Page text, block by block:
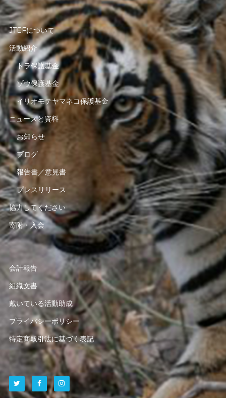
JTEFについて
活動紹介
トラ保護基金
ゾウ保護基金
イリオモテヤマネコ保護基金
ニュースと資料
お知らせ
ブログ
報告書／意見書
プレスリリース
協力してください
寄附・入会
会計報告
組織文書
戴いている活動助成
プライバシーポリシー
特定商取引法に基づく表記